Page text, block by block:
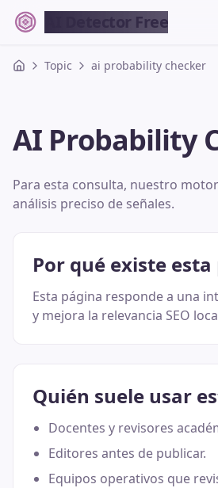
AI Detector Free
Topic ai probability checker
AI Probability
Para esta consulta, nuestro
análisis preciso de señales.
Por qué existe
Esta página responde a una
y mejora la relevancia SEO
Quién suele usar
Docentes y revisores
Editores antes de publicar.
Equipos operativos que